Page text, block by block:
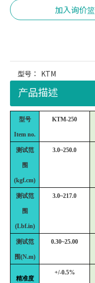
加入询价篮
型号： KTM
产品描述
型号
Item no.
KTM-250
测试范
围
(kgf.cm)
3.0~250.0
测试范
围
(Lbf.in)
3.0~217.0
测试范
围(N.m)
0.30~25.00
精准度
+/-0.5%